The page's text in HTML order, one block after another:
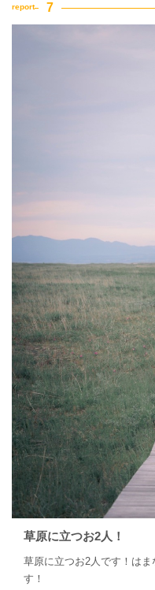
草原に立つお2人！
草原に立つお2人です！は
す！